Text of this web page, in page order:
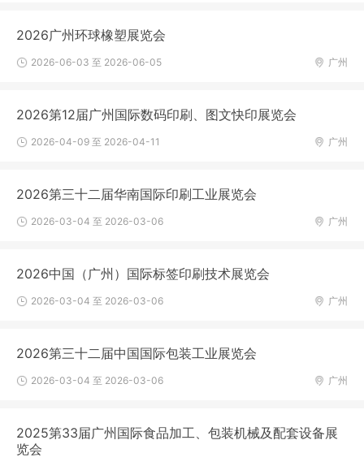
2026广州环球橡塑展览会
广州
2026-06-03 至 2026-06-05
2026第12届广州国际数码印刷、图文快印展览会
广州
2026-04-09 至 2026-04-11
2026第三十二届华南国际印刷工业展览会
广州
2026-03-04 至 2026-03-06
2026中国（广州）国际标签印刷技术展览会
广州
2026-03-04 至 2026-03-06
2026第三十二届中国国际包装工业展览会
广州
2026-03-04 至 2026-03-06
2025第33届广州国际食品加工、包装机械及配套设备展
览会